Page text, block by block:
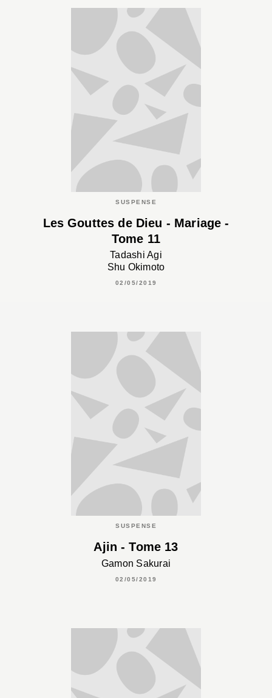
SUSPENSE
Les Gouttes de Dieu - Mariage -
Tome 11
Tadashi Agi
Shu Okimoto
02/05/2019
SUSPENSE
Ajin - Tome 13
Gamon Sakurai
02/05/2019